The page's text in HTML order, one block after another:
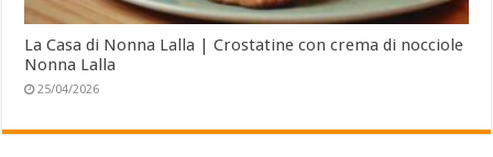
La Casa di Nonna Lalla | Crostatine con crema di nocciole
Nonna Lalla
25/04/2026